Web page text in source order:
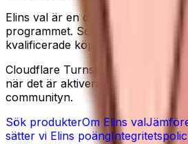
Elins val är en deltagare i Amazon
programmet. Som Amazon-
kvalificerade köp.
Cloudflare Turnstile kan laddas
när det är aktiverat, för att
communityn.
Sök produkterOm Elins val
sätter vi Elins poäng